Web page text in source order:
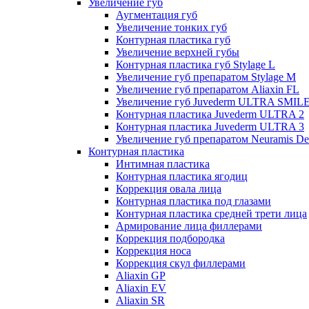
Увеличение губ
Аугментация губ
Увеличение тонких губ
Контурная пластика губ
Увеличение верхней губы
Контурная пластика губ Stylage L
Увеличение губ препаратом Stylage M
Увеличение губ препаратом Aliaxin FL
Увеличение губ Juvederm ULTRA
Контурная пластика Juvederm ULTRA 2
Контурная пластика Juvederm ULTRA 3
Увеличение губ препаратом Neuramis
Контурная пластика
Интимная пластика
Контурная пластика ягодиц
Коррекция овала лица
Контурная пластика под глазами
Контурная пластика средней трети лица
Армирование лица филлерами
Коррекция подбородка
Коррекция носа
Коррекция скул филлерами
Aliaxin GP
Aliaxin EV
Aliaxin SR